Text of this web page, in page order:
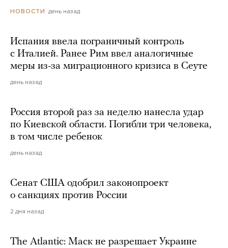
НОВОСТИ день назад
Испания ввела пограничный контроль
с Италией. Ранее Рим ввел аналогичные
меры из-за миграционного кризиса в Сеуте
день назад
Россия второй раз за неделю нанесла удар
по Киевской области. Погибли три человека,
в том числе ребенок
день назад
Сенат США одобрил законопроект
о санкциях против России
2 дня назад
The Atlantic: Маск не разрешает Украине